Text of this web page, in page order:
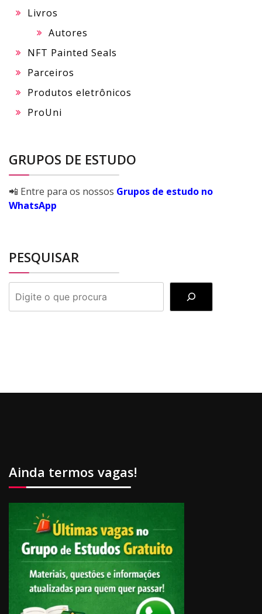
Livros
Autores
NFT Painted Seals
Parceiros
Produtos eletrônicos
ProUni
GRUPOS DE ESTUDO
📲 Entre para os nossos Grupos de estudo no
WhatsApp
PESQUISAR
PESQUISAR
Ainda termos vagas!